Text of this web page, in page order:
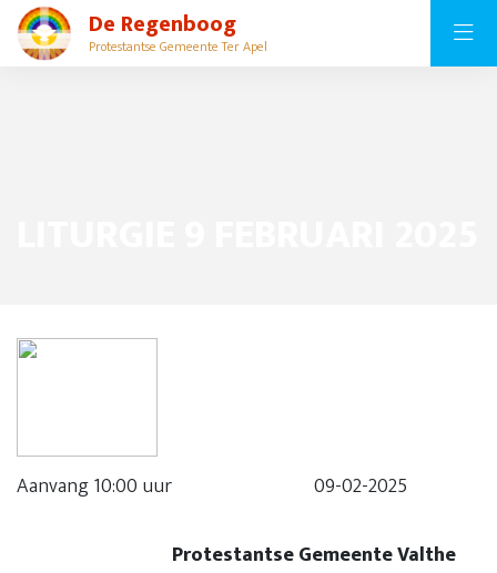
De Regenboog
Protestantse Gemeente Ter Apel
Aanvang 10:00 uur 09-02-2025
Protestantse Gemeente Valthe